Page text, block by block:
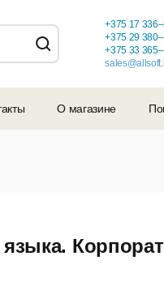
+375 17
+375 29
+375 33
О магазине